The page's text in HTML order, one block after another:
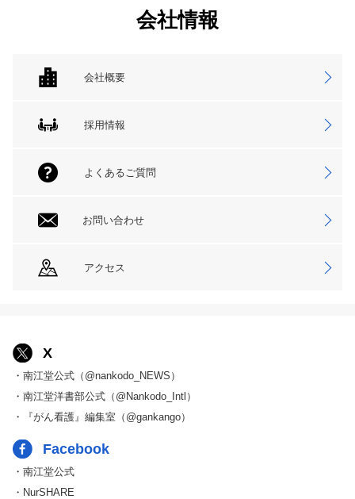
会社情報
会社概要
採用情報
よくあるご質問
お問い合わせ
アクセス
X
・南江堂公式（@nankodo_NEWS）
・南江堂洋書部公式（@Nankodo_Intl）
・『がん看護』編集室（@gankango）
Facebook
・南江堂公式
・NurSHARE